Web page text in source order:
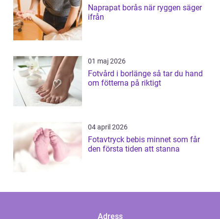
Naprapat borås när ryggen säger
ifrån
01 maj 2026
Fotvård i borlänge så tar du hand
om fötterna på riktigt
04 april 2026
Fotavtryck bebis minnet som får
den första tiden att stanna
Adress